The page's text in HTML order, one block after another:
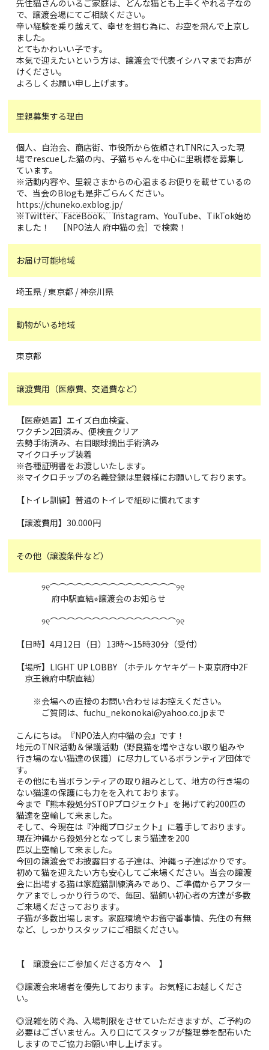
先住猫さんのいるご家庭は、どんな猫とも上手くやれる子なの
で、譲渡会場にてご相談ください。
辛い経験を乗り越えて、幸せを掴む為に、お空を飛んで上京し
ました。
とてもかわいい子です。
本気で迎えたいという方は、譲渡会で代表イシハマまでお声が
けください。
よろしくお願い申し上げます。
里親募集する理由
個人、自治会、商店街、市役所から依頼されTNRに入った現
場でrescueした猫の内、子猫ちゃんを中心に里親様を募集し
ています。
※活動内容や、里親さまからの心温まるお便りを載せているの
で、当会のBlogも是非ごらんください。
https://chuneko.exblog.jp/
※Twitter、FaceBook、 Instagram、YouTube、TikTok始め
ました！ ［NPO法人 府中猫の会］で検索！
お届け可能地域
埼玉県 / 東京都 / 神奈川県
動物がいる地域
東京都
譲渡費用（医療費、交通費など）
【医療処置】エイズ白血検査、
ワクチン2回済み、便検査クリア
去勢手術済み、右目眼球摘出手術済み
マイクロチップ装着
※各種証明書をお渡しいたします。
※マイクロチップの名義登録は里親様にお願いしております。
【トイレ訓練】普通のトイレで紙砂に慣れてます
【譲渡費用】30.000円
その他（譲渡条件など）
୨୧⌒⌒⌒⌒⌒⌒⌒⌒⌒⌒⌒⌒⌒⌒⌒୨୧
府中駅直結⭐︎譲渡会のお知らせ
୨୧⌒⌒⌒⌒⌒⌒⌒⌒⌒⌒⌒⌒⌒⌒⌒୨୧
【日時】4月12日（日）13時〜15時30分（受付）
【場所】LIGHT UP LOBBY （ホテル ケヤキゲート東京府中2F
京王線府中駅直結）
※会場への直接のお問い合わせはお控えください。
ご質問は、fuchu_nekonokai@yahoo.co.jpまで
こんにちは。『NPO法人府中猫の会』です！
地元のTNR活動＆保護活動（野良猫を増やさない取り組みや
行き場のない猫達の保護）に尽力しているボランティア団体で
す。
その他にも当ボランティアの取り組みとして、地方の行き場の
ない猫達の保護にも力をを入れております。
今まで『熊本殺処分STOPプロジェクト』を掲げて約200匹の
猫達を空輸して来ました。
そして、今現在は『沖縄プロジェクト』に着手しております。
現在沖縄から殺処分となってしまう猫達を200
匹以上空輸して来ました。
今回の譲渡会でお披露目する子達は、沖縄っ子達ばかりです。
初めて猫を迎えたい方も安心してご来場ください。当会の譲渡
会に出場する猫は家庭猫訓練済みであり、ご準備からアフター
ケアまでしっかり行うので、毎回、猫飼い初心者の方達が多数
ご来場くださっております。
子猫が多数出場します。家庭環境やお留守番事情、先住の有無
など、しっかりスタッフにご相談ください。
【 譲渡会にご参加くださる方々へ 】
◎譲渡会来場者を優先しております。お気軽にお越しくださ
い。
◎混雑を防ぐ為、入場制限をさせていただきますが、ご予約の
必要はございません。入り口にてスタッフが整理券を配布いた
しますのでご協力お願い申し上げます。